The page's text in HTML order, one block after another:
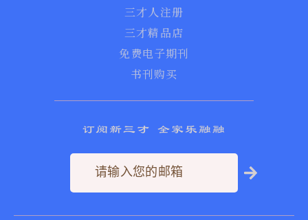
三才人注册
三才精品店
免费电子期刊
书刊购买
订阅新三才 全家乐融融